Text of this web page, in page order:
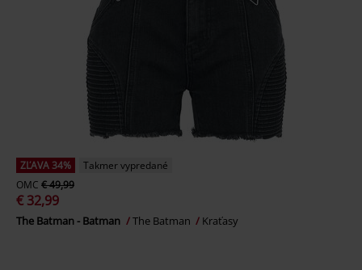
ZĽAVA 34%
Takmer vypredané
OMC € 49,99
€ 32,99
The Batman - Batman The Batman Kraťasy